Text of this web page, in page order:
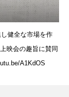
健全な市場を作
映会の趣旨に賛同
A1KdOS